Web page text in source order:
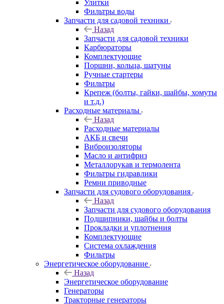
Улитки
Фильтры воды
Запчасти для садовой техники
Назад
Запчасти для садовой техники
Карбюраторы
Комплектующие
Поршни, кольца, шатуны
Ручные стартеры
Фильтры
Крепеж (болты, гайки, шайбы, хомуты
и т.д.)
Расходные материалы
Назад
Расходные материалы
АКБ и свечи
Виброизоляторы
Масло и антифриз
Металлорукав и термолента
Фильтры гидравлики
Ремни приводные
Запчасти для судового оборудования
Назад
Запчасти для судового оборудования
Подшипники, шайбы и болты
Прокладки и уплотнения
Комплектующие
Система охлаждения
Фильтры
Энергетическое оборудование
Назад
Энергетическое оборудование
Генераторы
Тракторные генераторы